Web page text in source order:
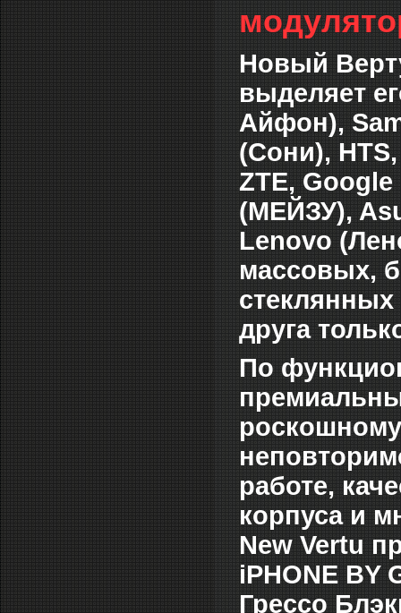
Новый
выделяет
Айфон),
(Сони),
ZTE, Google
(МЕЙЗУ),
Lenovo
массовых,
друга
По
работе,
корпуса и
New Vertu
iPHONE BY
Грессо